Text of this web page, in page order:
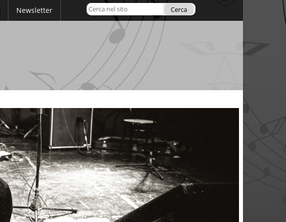
Newsletter
Cerca nel sito
Ricerca
avanzata…